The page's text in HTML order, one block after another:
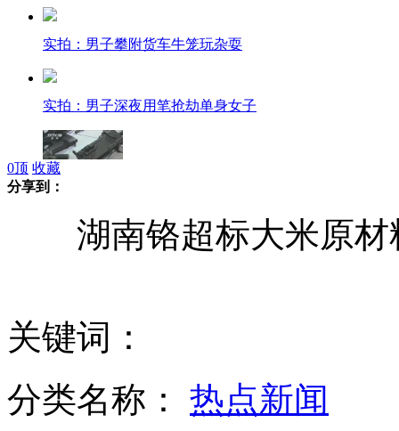
实拍：男子攀附货车牛笼玩杂耍
实拍：男子深夜用笔抢劫单身女子
菲律宾同意台调查团登船验枪
韩国怀疑朝鲜发射的可能不是导弹
28岁博士后成正教授 成长简历引网友膜拜
0顶 收藏
分享到：
湖南铬超标大米原材
关键词：
分类名称： 热点新闻